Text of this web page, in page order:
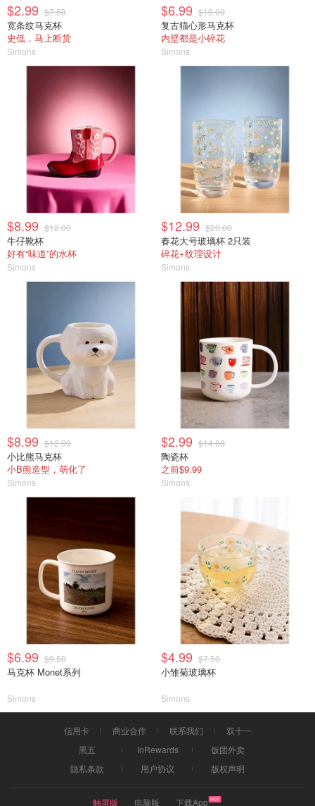
$2.99 $7.50
宽条纹马克杯
史低，马上断货
Simons
$6.99 $10.00
复古猫心形马克杯
内壁都是小碎花
Simons
$8.99 $12.00
牛仔靴杯
好有“味道”的水杯
Simons
$12.99 $20.00
春花大号玻璃杯 2只装
碎花+纹理设计
Simons
$8.99 $12.00
小比熊马克杯
小B熊造型，萌化了
Simons
$2.99 $14.00
陶瓷杯
之前$9.99
Simons
$6.99 $9.50
马克杯 Monet系列
Simons
$4.99 $7.50
小雏菊玻璃杯
Simons
信用卡 商业合作 联系我们
双十一
黑五
InRewards
饭团外卖
隐私条款
用户协议 版权声明
触屏版 电脑版 下载App